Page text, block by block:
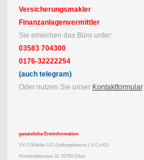
Versicherungsmakler
Finanzanlagenvermittler
Sie erreichen das Büro unter:
03583 704300
0176-32222254
(auch telegram)
Oder nutzen Sie unser Kontaktformular.
gesetzliche Erstinformation
VV-O Makler-UG (haftungsbeschr.) & Co.KG
Humboldtstrasse 31, 02763 Zittau